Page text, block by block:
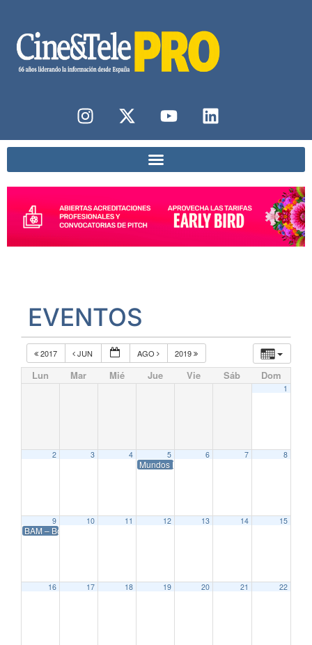
EVENTOS
2017 JUN AGO 2019
Lun Mar Mié Jue Vie Sáb Dom
1
2 3 4 5
Mundos Digitales 2018
6 7 8
9
BAM – Bogotá Audiovisual Market 2018
10 11 12 13 14 15
16 17 18 19 20 21 22